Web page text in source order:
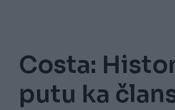
Costa:
putu ka